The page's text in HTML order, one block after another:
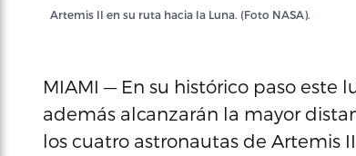
Artemis II en su ruta hacia la Luna. (Foto NASA).
MIAMI — En su histórico paso este
además alcanzarán la mayor
los cuatro astronautas de Artemis